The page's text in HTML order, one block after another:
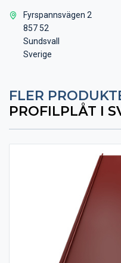
Fyrspannsvägen 2
857 52
Sundsvall
Sverige
FLER
PROFILPLÅT I